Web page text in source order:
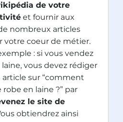
de votre
et fournir aux
nombreux articles
votre coeur de métier.
: si vous vendez
vous devez rédiger
sur “comment
en laine ?” par
le site de
obtiendrez ainsi